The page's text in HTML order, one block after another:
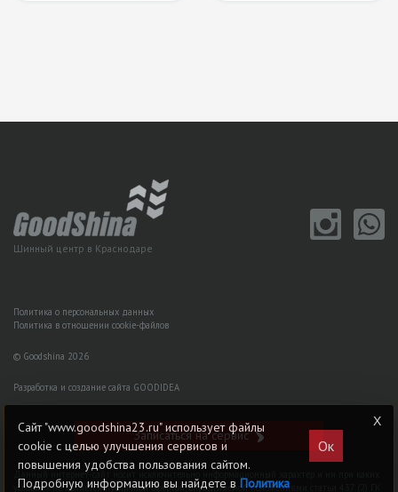
Шинный центр в Краснодаре
Политика о персональных данных
Политика в отношении cookie-файлов
© Goodshina 2026
Разработка и создание сайта GOODIDEA
Записаться на сервис
Данный интернет-сайт носит исключительно информационный характер и ни при каких
условиях не является публичной офертой, определяемой положениями статьи 437 (2) ГK
Сайт "www.goodshina23.ru" использует файлы
cookie с целью улучшения сервисов и
повышения удобства пользования сайтом.
Подробную информацию вы найдете вПолитика
Ок